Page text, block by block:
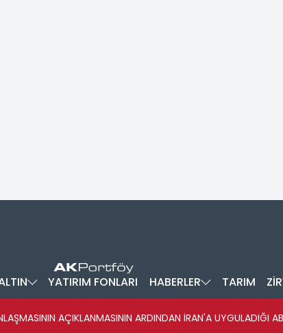
YATIRIM FONLARI HABERLER TARIM
AÇIKLANMASININ ARDINDAN İRAN'A UYGULADIĞI